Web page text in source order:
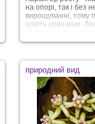
на опорі, так і без
вирощуванні, тому
навіть новачкам.
зеленого кольору.
по формі
біло-кремового
суцвітті може
декілька квіточок.
природний вид